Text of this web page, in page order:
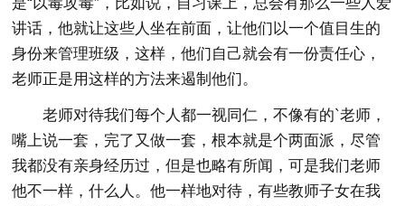
讲话，他就让这些人坐在前面，让他们以一个值目生的
身份来管理班级，这样，他们自己就会有一份责任心，
老师正是用这样的方法来遏制他们。
老师对待我们每个人都一视同仁，不像有的`老师，
嘴上说一套，完了又做一套，根本就是个两面派，尽管
我都没有亲身经历过，但是也略有所闻，可是我们老师
他不一样，什么人。他一样地对待，有些教师子女在我